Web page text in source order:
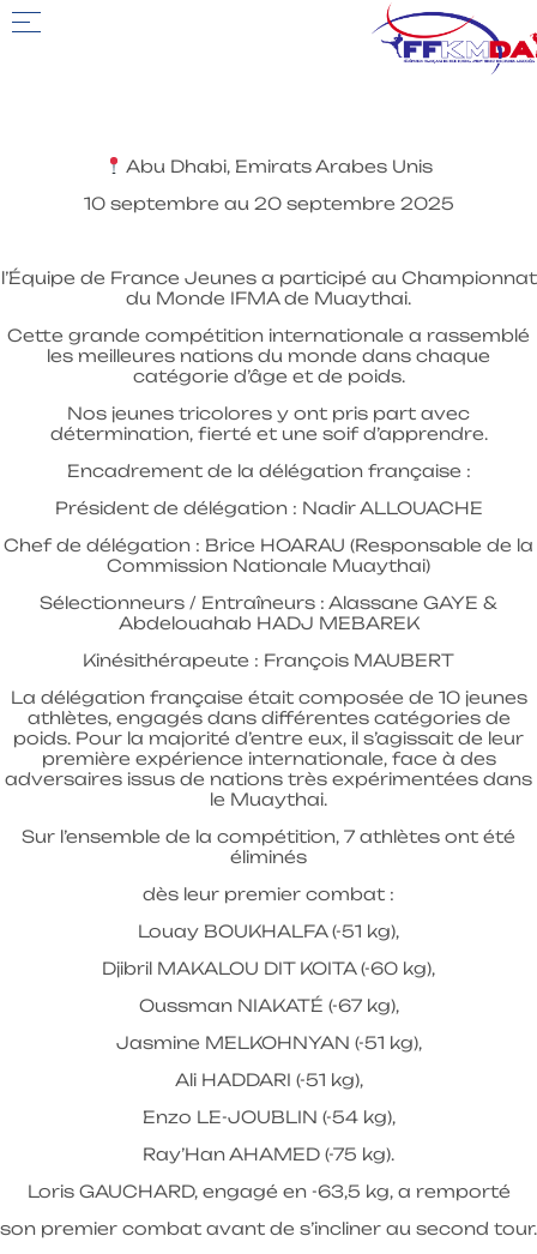
Abu Dhabi, Emirats Arabes Unis
10 septembre au 20 septembre 2025
l’Équipe de France Jeunes a participé au Championnat
du Monde IFMA de Muaythai.
Cette grande compétition internationale a rassemblé
les meilleures nations du monde dans chaque
catégorie d’âge et de poids.
Nos jeunes tricolores y ont pris part avec
détermination, fierté et une soif d’apprendre.
Encadrement de la délégation française :
Président de délégation : Nadir ALLOUACHE
Chef de délégation : Brice HOARAU (Responsable de la
Commission Nationale Muaythai)
Sélectionneurs / Entraîneurs : Alassane GAYE &
Abdelouahab HADJ MEBAREK
Kinésithérapeute : François MAUBERT
La délégation française était composée de 10 jeunes
athlètes, engagés dans différentes catégories de
poids. Pour la majorité d’entre eux, il s’agissait de leur
première expérience internationale, face à des
adversaires issus de nations très expérimentées dans
le Muaythai.
Sur l’ensemble de la compétition, 7 athlètes ont été
éliminés
dès leur premier combat :
Louay BOUKHALFA (-51 kg),
Djibril MAKALOU DIT KOITA (-60 kg),
Oussman NIAKATÉ (-67 kg),
Jasmine MELKOHNYAN (-51 kg),
Ali HADDARI (-51 kg),
Enzo LE-JOUBLIN (-54 kg),
Ray’Han AHAMED (-75 kg).
Loris GAUCHARD, engagé en -63,5 kg, a remporté
son premier combat avant de s’incliner au second tour.